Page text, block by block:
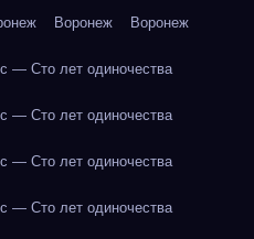
Воронеж Воронеж
— Сто лет одиночества
— Сто лет одиночества
— Сто лет одиночества
— Сто лет одиночества